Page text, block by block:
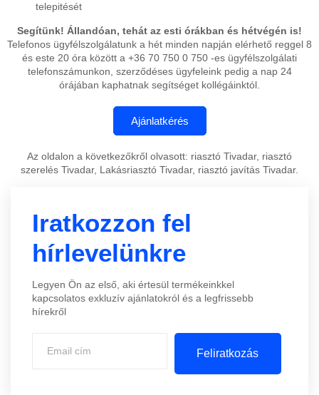
telepitését
Segítünk! Állandóan, tehát az esti órákban és hétvégén is!
Telefonos ügyfélszolgálatunk a hét minden napján elérhető reggel 8
és este 20 óra között a +36 70 750 0 750 -es ügyfélszolgálati
telefonszámunkon, szerződéses ügyfeleink pedig a nap 24
órájában kaphatnak segítséget kollégáinktól.
Az oldalon a következőkről olvasott: riasztó Tivadar, riasztó
szerelés Tivadar, Lakásriasztó Tivadar, riasztó javítás Tivadar.
Iratkozzon fel
hírlevelünkre
Legyen Ön az első, aki értesül termékeinkkel
kapcsolatos exkluzív ajánlatokról és a legfrissebb
hírekről
Feliratkozás